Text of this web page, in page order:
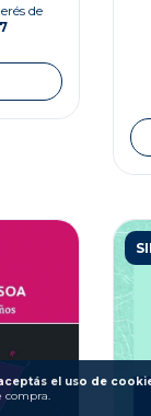
el uso de
de